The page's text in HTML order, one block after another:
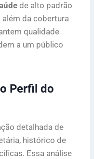
de alto padrão
além da cobertura
qualidade
a um público
Perfil do
detalhada de
histórico de
Essa análise